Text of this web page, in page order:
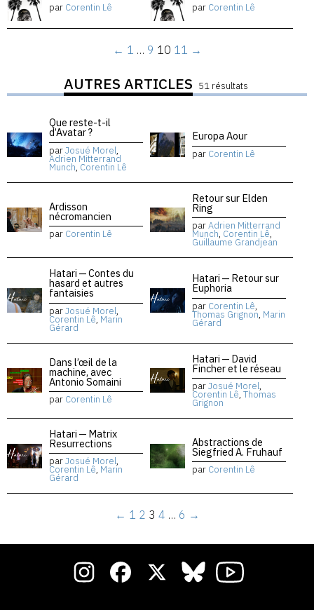
par Corentin Lê par Corentin Lê
← 1 … 9 10 11 →
AUTRES ARTICLES 51 résultats
Que reste-t-il
d’Avatar ?
parJosué Morel,
Adrien Mitterrand
Munch, Corentin Lê
Europa Aour
par Corentin Lê
Ardisson
nécromancien
par Corentin Lê
Retour sur Elden
Ring
parAdrien Mitterrand
Munch, Corentin Lê,
Guillaume Grandjean
Hatari — Contes du
hasard et autres
fantaisies
parJosué Morel,
Corentin Lê, Marin
Gérard
Hatari — Retour sur
Euphoria
par Corentin Lê,
Thomas Grignon, Marin
Gérard
Dans l’œil de la
machine, avec
Antonio Somaini
par Corentin Lê
Hatari — David
Fincher et le réseau
parJosué Morel,
Corentin Lê, Thomas
Grignon
Hatari — Matrix
Resurrections
parJosué Morel,
Corentin Lê, Marin
Gérard
Abstractions de
Siegfried A. Fruhauf
par Corentin Lê
← 1 2 3 4 … 6 →